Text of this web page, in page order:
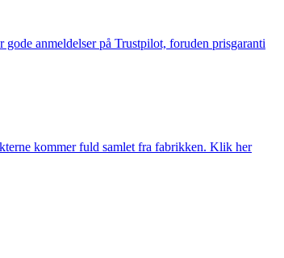
anmeldelser på Trustpilot, foruden prisgaranti
kommer fuld samlet fra fabrikken. Klik her